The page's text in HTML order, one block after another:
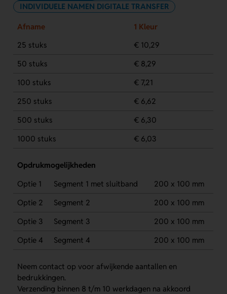
INDIVIDUELE NAMEN DIGITALE TRANSFER
Afname
1 Kleur
25 stuks
€ 10,29
50 stuks
€ 8,29
100 stuks
€ 7,21
250 stuks
€ 6,62
500 stuks
€ 6,30
1000 stuks
€ 6,03
Opdrukmogelijkheden
Optie 1
Segment 1 met sluitband
200 x 100 mm
Optie 2
Segment 2
200 x 100 mm
Optie 3
Segment 3
200 x 100 mm
Optie 4
Segment 4 200 x 100 mm
Neem contact op voor afwijkende aantallen en
bedrukkingen.
Verzending binnen 8 t/m 10 werkdagen na akkoord